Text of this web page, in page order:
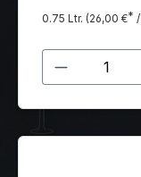
0.75 Ltr. (26,00 €*
Produkt